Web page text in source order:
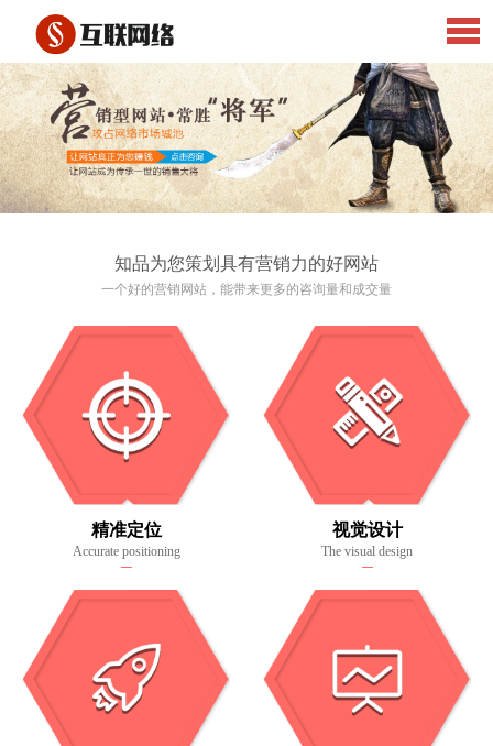
知品为您策划具有营销力的好网站
一个好的营销网站，能带来更多的咨询量和成交量
精准定位
Accurate positioning
视觉设计
The visual design